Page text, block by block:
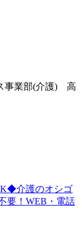
事業部(介護) 高
介護のオシゴ
要！WEB・電話